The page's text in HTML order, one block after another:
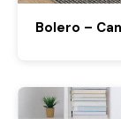
Bolero –